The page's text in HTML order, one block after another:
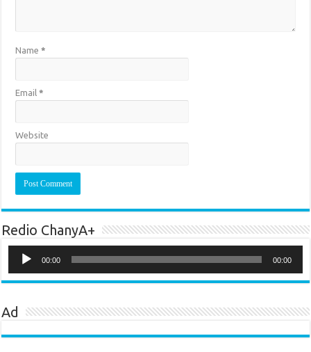
Name*
Email*
Website
Redio ChanyA+
Player
00:00 00:00
Ad